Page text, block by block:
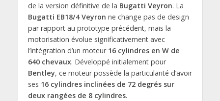
de la version définitive de la Bugatti Veyron. La
Bugatti EB18/4 Veyron ne change pas de design
par rapport au prototype précédent, mais la
motorisation évolue significativement avec
l’intégration d’un moteur 16 cylindres en W de
640 chevaux. Développé initialement pour
Bentley, ce moteur possède la particularité d’avoir
ses 16 cylindres inclinées de 72 degrés sur
deux rangées de 8 cylindres.